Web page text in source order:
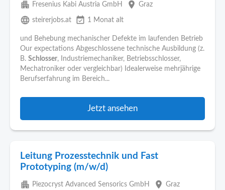
apartment Fresenius Kabi Austria GmbH place Graz
language steirerjobs.at event_available 1 Monat alt
und Behebung mechanischer Defekte im laufenden Betrieb
Our expectations Abgeschlossene technische Ausbildung (z.
B. Schlosser, Industriemechaniker, Betriebsschlosser,
Mechatroniker oder vergleichbar) Idealerweise mehrjährige
Berufserfahrung im Bereich...
Jetzt ansehen
Leitung Prozesstechnik und Fast
Prototyping (m/w/d)
apartment Piezocryst Advanced Sensorics GmbH place Graz